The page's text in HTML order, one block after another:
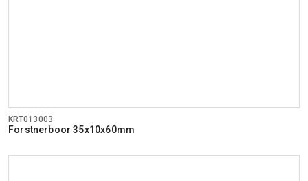
KRT013003
Forstnerboor 35x10x60mm